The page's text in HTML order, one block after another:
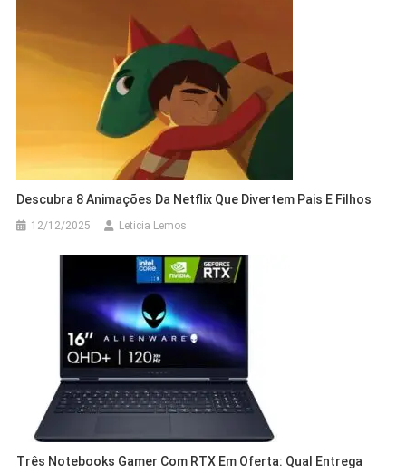
Descubra 8 Animações Da Netflix Que Divertem Pais E Filhos
12/12/2025 Leticia Lemos
Três Notebooks Gamer Com RTX Em Oferta: Qual Entrega